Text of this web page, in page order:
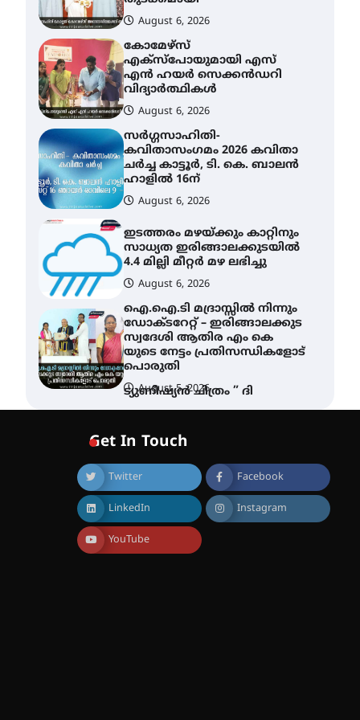
August 6, 2026
കോമേഴ്സ്
എക്സ്പോയുമായി എസ്
എൻ ഹയർ സെക്കൻഡറി
വിദ്യാർത്ഥികൾ
August 6, 2026
സർഗ്ഗസാഹിതി-
കവിതാസംഗമം 2026 കവിതാ
ചർച്ച കാട്ടൂർ, ടി. കെ. ബാലൻ
ഹാളിൽ 16ന്
August 6, 2026
ഇടത്തരം മഴയ്ക്കും കാറ്റിനും
സാധ്യത ഇരിങ്ങാലക്കുടയിൽ
4.4 മില്ലി മീറ്റർ മഴ ലഭിച്ചു
August 6, 2026
ഐ.ഐ.ടി മദ്രാസ്സിൽ നിന്നും
ഡോക്ടറേറ്റ് – ഇരിങ്ങാലക്കുട
സ്വദേശി ആതിര എം കെ
യുടെ നേട്ടം പ്രതിസന്ധികളോട്
പൊരുതി
August 5, 2026
ട്യുണീഷ്യൻ ചിത്രം ” ദി
സൊസൈറ്റി ആഗസ്റ്റ് 7
വെള്ളിയാഴ്ച സ്‌ക്രീൻ
ചെയ്യുന്നു
August 6, 2026
സെന്റ് ജോസഫ്സ് കോളജ്
കോമേഴ്‌സ്
അസോസിയേഷന്
തുടക്കമായി
Get In Touch
Twitter Facebook
LinkedIn Instagram
YouTube